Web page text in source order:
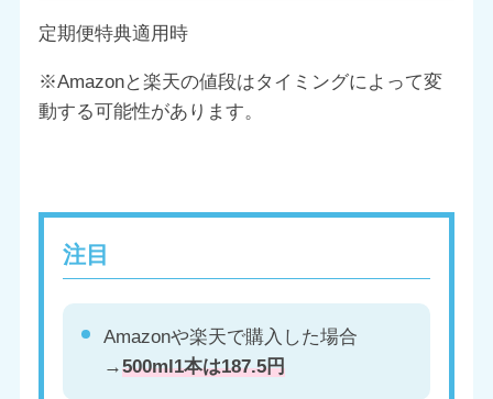
定期便特典適用時
※Amazonと楽天の値段はタイミングによって変
動する可能性があります。
注目
Amazonや楽天で購入した場合
→500ml1本は187.5円